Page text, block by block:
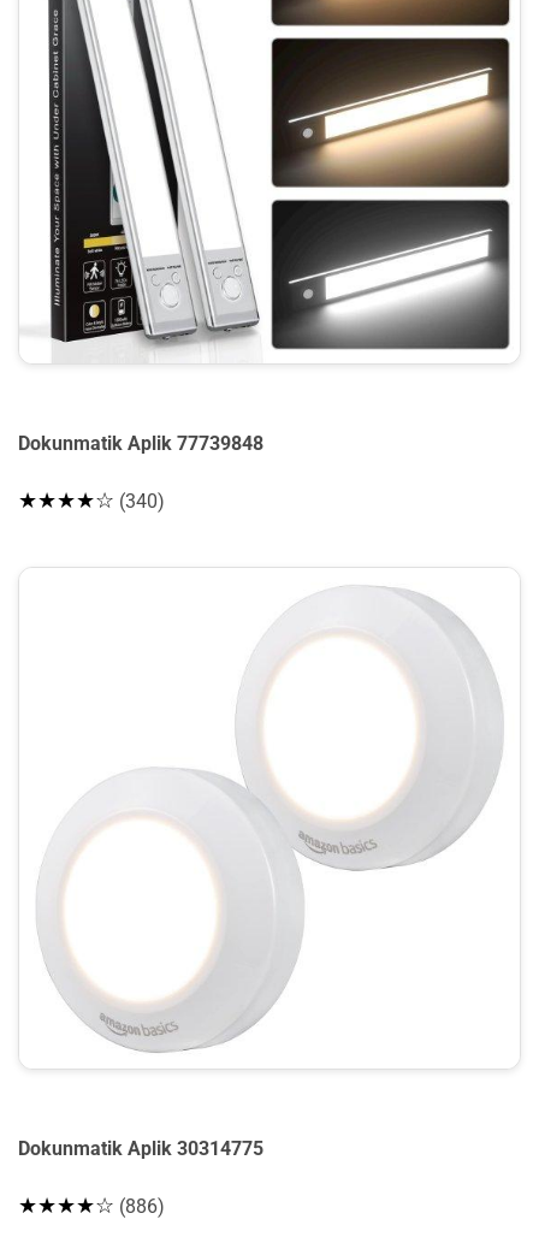
Dokunmatik Aplik 77739848
★★★★☆ (340)
Dokunmatik Aplik 30314775
★★★★☆ (886)